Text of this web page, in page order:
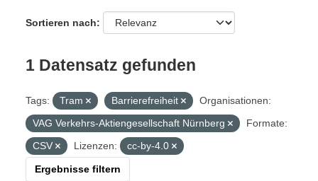
Sortieren nach
1 Datensatz gefunden
Tags: Tram Barrierefreiheit
Organisationen:
VAG Verkehrs-Aktiengesellschaft Nürnberg
Formate:
CSV
Lizenzen: cc-by-4.0
Ergebnisse filtern